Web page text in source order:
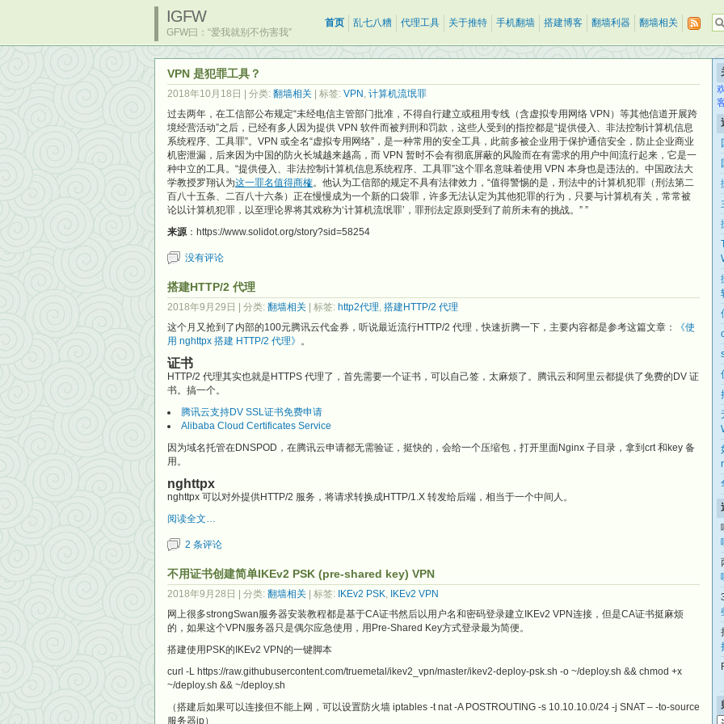
IGFW
GFW曰：“爱我就别不伤害我”
首页 乱七八糟 代理工具 关于推特 手机翻墙 搭建博客 翻墙利器 翻墙相关
VPN 是犯罪工具？
2018年10月18日 | 分类: 翻墙相关 | 标签: VPN , 计算机流氓罪
过去两年，在工信部公布规定“未经电信主管部门批准，不得自行建立或租用专线（含虚拟专用网络 VPN）等其他信道开展跨
境经营活动”之后，已经有多人因为提供 VPN 软件而被判刑和罚款，这些人受到的指控都是“提供侵入、非法控制计算机信息
系统程序、工具罪”。VPN 或全名“虚拟专用网络”，是一种常用的安全工具，此前多被企业用于保护通信安全，防止企业商业
机密泄漏，后来因为中国的防火长城越来越高，而 VPN 暂时不会有彻底屏蔽的风险而在有需求的用户中间流行起来，它是一
种中立的工具。“提供侵入、非法控制计算机信息系统程序、工具罪”这个罪名意味着使用 VPN 本身也是违法的。中国政法大
学教授罗翔认为这一罪名值得商榷。他认为工信部的规定不具有法律效力，“值得警惕的是，刑法中的计算机犯罪（刑法第二
百八十五条、二百八十六条）正在慢慢成为一个新的口袋罪，许多无法认定为其他犯罪的行为，只要与计算机有关，常常被
论以计算机犯罪，以至理论界将其戏称为‘计算机流氓罪’，罪刑法定原则受到了前所未有的挑战。” ”
来源：https://www.solidot.org/story?sid=58254
没有评论
搭建HTTP/2 代理
2018年9月29日 | 分类: 翻墙相关 | 标签: http2代理, 搭建HTTP/2 代理
这个月又抢到了内部的100元腾讯云代金券，听说最近流行HTTP/2 代理，快速折腾一下，主要内容都是参考这篇文章：
《使
用 nghttpx 搭建 HTTP/2 代理》 。
证书
HTTP/2 代理其实也就是HTTPS 代理了，首先需要一个证书，可以自己签，太麻烦了。腾讯云和阿里云都提供了免费的DV 证
书。搞一个。
腾讯云支持DV SSL证书免费申请
Alibaba Cloud Certificates Service
因为域名托管在DNSPOD，在腾讯云申请都无需验证，挺快的，会给一个压缩包，打开里面Nginx 子目录，拿到crt 和key 备
用。
nghttpx
nghttpx 可以对外提供HTTP/2 服务，将请求转换成HTTP/1.X 转发给后端，相当于一个中间人。
阅读全文…
2 条评论
不用证书创建简单IKEv2 PSK (pre-shared key) VPN
2018年9月28日 | 分类: 翻墙相关 | 标签: IKEv2 PSK, IKEv2 VPN
网上很多strongSwan服务器安装教程都是基于CA证书然后以用户名和密码登录建立IKEv2 VPN连接，但是CA证书挺麻烦
的，如果这个VPN服务器只是偶尔应急使用，用Pre-Shared Key方式登录最为简便。
搭建使用PSK的IKEv2 VPN的一键脚本
curl -L https://raw.githubusercontent.com/truemetal/ikev2_vpn/master/ikev2-deploy-psk.sh -o ~/deploy.sh && chmod +x
~/deploy.sh && ~/deploy.sh
（搭建后如果可以连接但不能上网，可以设置防火墙 iptables -t nat -A POSTROUTING -s 10.10.10.0/24 -j SNAT – -to-source
服务器ip）